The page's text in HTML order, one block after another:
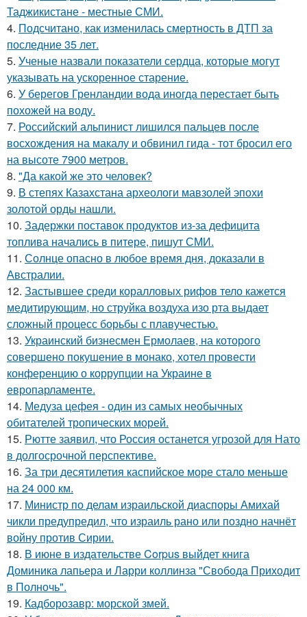
Таджикистане - местные СМИ.
4. Подсчитано, как изменилась смертность в ДТП за
последние 35 лет.
5. Ученые назвали показатели сердца, которые могут
указывать на ускоренное старение.
6. У берегов Гренландии вода иногда перестает быть
похожей на воду.
7. Российский альпинист лишился пальцев после
восхождения на макалу и обвинил гида - тот бросил его
на высоте 7900 метров.
8. "Да какой же это человек?
9. В степях Казахстана археологи мавзолей эпохи
золотой орды нашли.
10. Задержки поставок продуктов из-за дефицита
топлива начались в питере, пишут СМИ.
11. Солнце опасно в любое время дня, доказали в
Австралии.
12. Застывшее среди коралловых рифов тело кажется
медитирующим, но струйка воздуха изо рта выдает
сложный процесс борьбы с плавучестью.
13. Украинский бизнесмен Ермолаев, на которого
совершено покушение в монако, хотел провести
конференцию о коррупции на Украине в
европарламенте.
14. Медуза цефея - один из самых необычных
обитателей тропических морей.
15. Рютте заявил, что Россия останется угрозой для Нато
в долгосрочной перспективе.
16. За три десятилетия каспийское море стало меньше
на 24 000 км.
17. Министр по делам израильской диаспоры Амихай
чикли предупредил, что израиль рано или поздно начнёт
войну против Сирии.
18. В июне в издательстве Corpus выйдет книга
Доминика лапьера и Ларри коллинза "Свобода Приходит
в Полночь".
19. Кадборозавр: морской змей.